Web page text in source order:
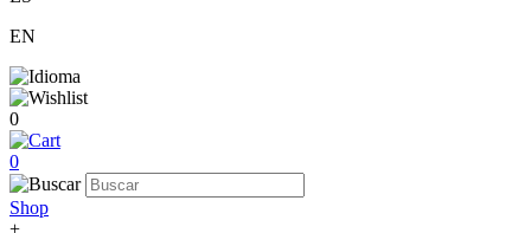
EN
0
0
Shop
+